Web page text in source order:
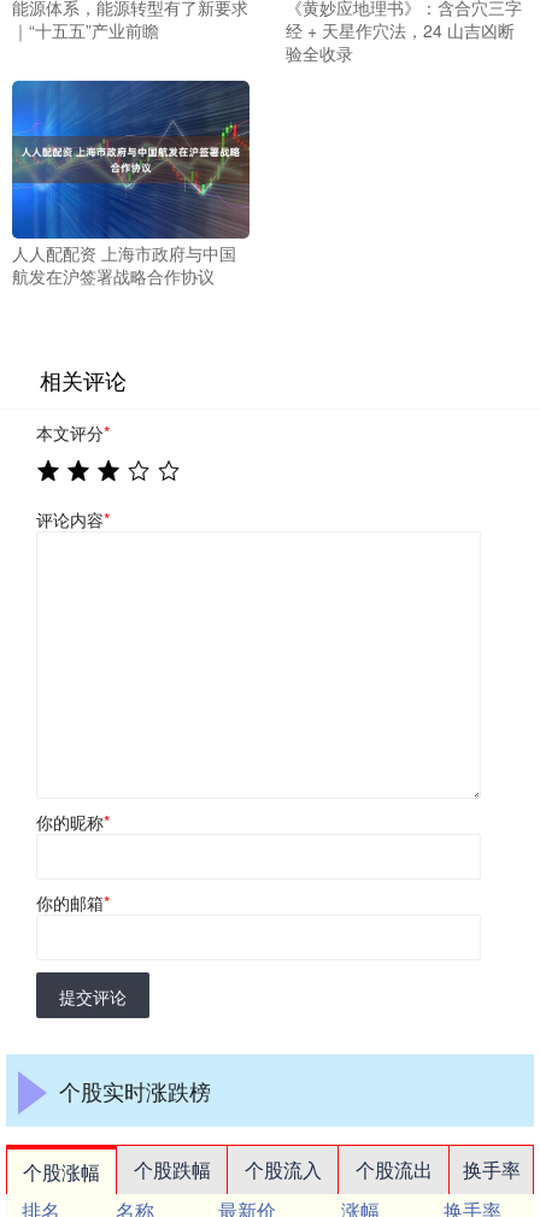
能源体系，能源转型有了新要求
｜“十五五”产业前瞻
《黄妙应地理书》：含合穴三字
经 + 天星作穴法，24 山吉凶断
验全收录
人人配配资 上海市政府与中国
航发在沪签署战略合作协议
相关评论
本文评分*
评论内容*
你的昵称*
你的邮箱*
提交评论
个股实时涨跌榜
个股涨幅 个股跌幅 个股流入 个股流出
换手率
排名
名称 最新价 涨幅
换手率